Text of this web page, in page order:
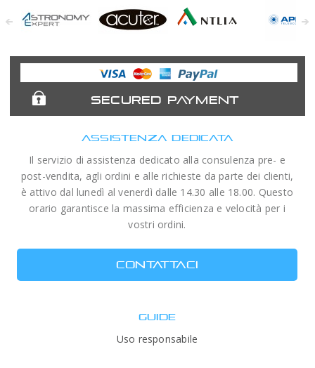
Expert
Telescopes
SECURED PAYMENT
ASSISTENZA DEDICATA
Il servizio di assistenza dedicato alla consulenza pre- e
post-vendita, agli ordini e alle richieste da parte dei clienti,
è attivo dal lunedì al venerdì dalle 14.30 alle 18.00. Questo
orario garantisce la massima efficienza e velocità per i
vostri ordini.
CONTATTACI
GUIDE
Uso responsabile